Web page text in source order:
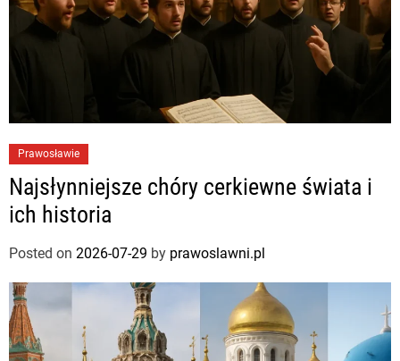
Prawosławie
Najsłynniejsze chóry cerkiewne świata i
ich historia
Posted on 2026-07-29 by prawoslawni.pl